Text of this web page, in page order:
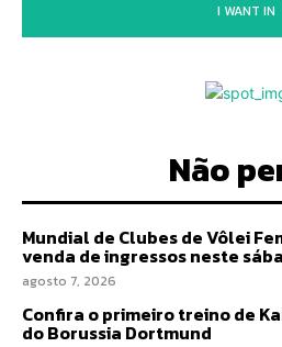
I WANT IN
Não
Mundial de Clubes de Vôlei
venda de ingressos neste
agosto 7, 2026
Confira o primeiro treino de
do Borussia Dortmund